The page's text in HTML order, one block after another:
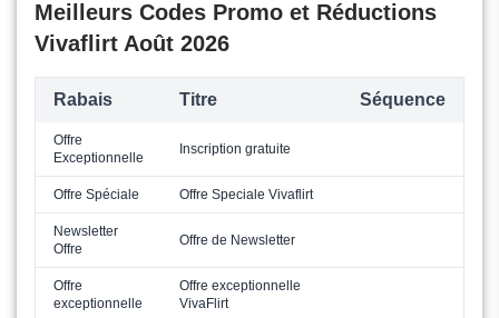
Meilleurs Codes Promo et Réductions
Vivaflirt Août 2026
Rabais Titre Séquence
Offre
Exceptionnelle
Inscription gratuite
Offre Spéciale Offre Speciale Vivaflirt
Newsletter
Offre
Offre de Newsletter
Offre
exceptionnelle
Offre exceptionnelle
VivaFlirt